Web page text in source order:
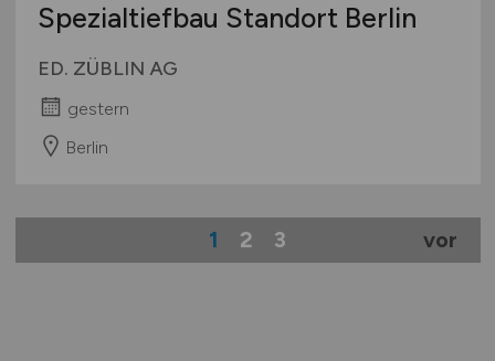
Spezialtiefbau Standort Berlin
ED. ZÜBLIN AG
gestern
Berlin
1 2 3 vor